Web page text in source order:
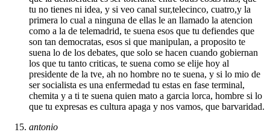
tu no tienes ni idea, y si veo canal sur,telecinco, cuatro,y la
primera lo cual a ninguna de ellas le an llamado la atencion
como a la de telemadrid, te suena esos que tu defiendes que
son tan democratas, esos si que manipulan, a proposito te
suena lo de los debates, que solo se hacen cuando gobiernan
los que tu tanto criticas, te suena como se elije hoy al
presidente de la tve, ah no hombre no te suena, y si lo mio de
ser socialista es una enfermedad tu estas en fase terminal,
chemita y a ti te suena quien mato a garcia lorca, hombre si lo
que tu expresas es cultura apaga y nos vamos, que barvaridad.
antonio